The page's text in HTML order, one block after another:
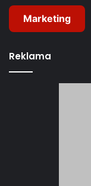
Marketing
Reklama